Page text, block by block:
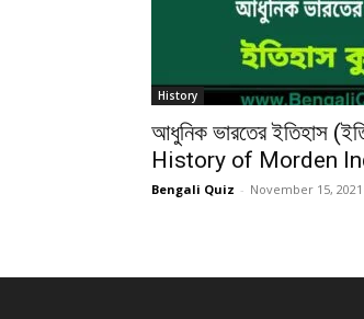
History
আধুনিক ভারতের ইতিহাস
History of Morden
Bengali Quiz - November 15, 2021